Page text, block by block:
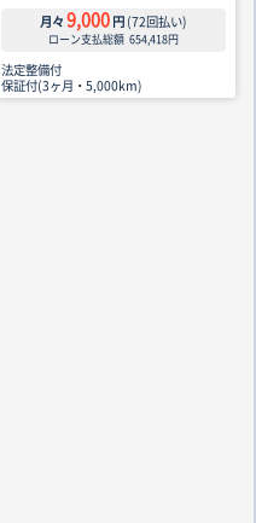
月々 9,000 円 (72回払い)
ローン支払総額 654,418円
法定整備付
保証付(3ヶ月・5,000km)